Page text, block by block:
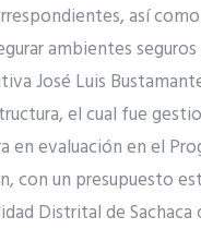
así
ambientes
José Luis
el cual fue
en evaluación en el
con un presupuesto
Distrital de